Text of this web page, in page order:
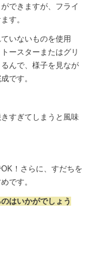
できますが、フライ
す。
いないものを使用
ースターまたはグリ
んで、様子を見なが
です。
すぎてしまうと風味
！さらに、すだちを
です。
はいかがでしょう